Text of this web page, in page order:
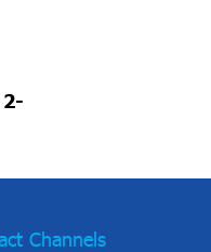
Channels